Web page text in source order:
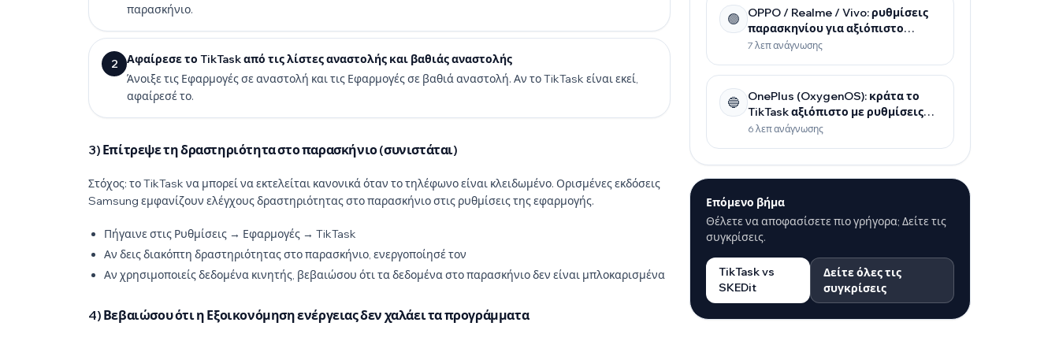
παρασκήνιο.
2
Αφαίρεσε το TikTask από τις λίστες αναστολής και βαθιάς αναστολής
Άνοιξε τις Εφαρμογές σε αναστολή και τις Εφαρμογές σε βαθιά αναστολή. Αν το TikTask είναι εκεί,
αφαίρεσέ το.
3) Επίτρεψε τη δραστηριότητα στο παρασκήνιο (συνιστάται)
Στόχος: το TikTask να μπορεί να εκτελείται κανονικά όταν το τηλέφωνο είναι κλειδωμένο. Ορισμένες εκδόσεις
Samsung εμφανίζουν ελέγχους δραστηριότητας στο παρασκήνιο στις ρυθμίσεις της εφαρμογής.
Πήγαινε στις Ρυθμίσεις → Εφαρμογές → TikTask
Αν δεις διακόπτη δραστηριότητας στο παρασκήνιο, ενεργοποίησέ τον
Αν χρησιμοποιείς δεδομένα κινητής, βεβαιώσου ότι τα δεδομένα στο παρασκήνιο δεν είναι μπλοκαρισμένα
4) Βεβαιώσου ότι η Εξοικονόμηση ενέργειας δεν χαλάει τα προγράμματα
🟢
OPPO / Realme / Vivo: ρυθμίσεις
παρασκηνίου για αξιόπιστο
προγραμματισμό
7 λεπ ανάγνωσης
🔵
OnePlus (OxygenOS): κράτα το
TikTask αξιόπιστο με ρυθμίσεις
μπαταρίας και παρασκηνίου
6 λεπ ανάγνωσης
Επόμενο βήμα
Θέλετε να αποφασίσετε πιο γρήγορα; Δείτε τις
συγκρίσεις.
TikTask vs
SKEDit
Δείτε όλες τις
συγκρίσεις